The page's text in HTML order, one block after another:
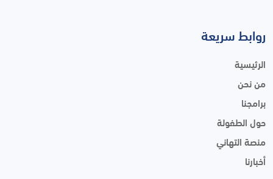
روابط سريعة
الرئيسية
من نحن
برامجنا
حول الطفولة
منصة التهاني
أخبارنا